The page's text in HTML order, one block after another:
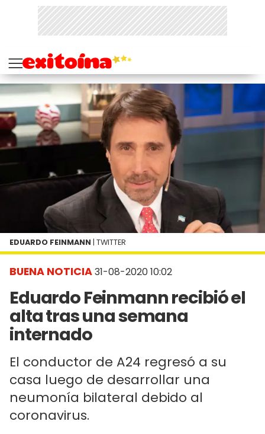
BUENA NOTICIA31-08-2020 10:02
Eduardo Feinmann recibió el
alta tras una semana
internado
El conductor de A24 regresó a su
casa luego de desarrollar una
neumonía bilateral debido al
coronavirus.
EDUARDO FEINMANN | TWITTER